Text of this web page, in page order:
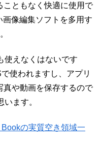
こともなく快適に使用で
像編集ソフトを多用す
使えなくはないです
使われますし、アプリ
真や動画を保存するので
ます。
の実質空き領域一